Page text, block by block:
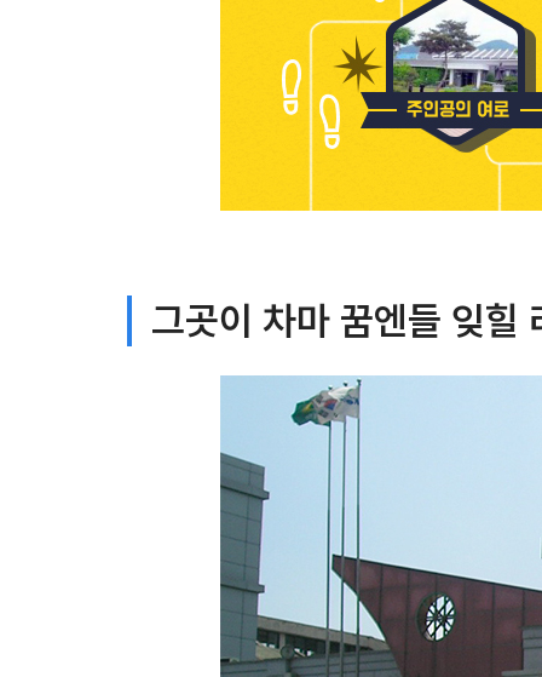
그곳이 차마 꿈엔들 잊힐